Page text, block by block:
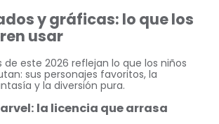
y gráficas: lo que los
usar
de este 2026 reflejan lo que los niños
sus personajes favoritos, la
y la diversión pura.
la licencia que arrasa